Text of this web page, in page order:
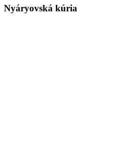
Nyáryovská kúria